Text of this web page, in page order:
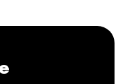
Condrieu car ça